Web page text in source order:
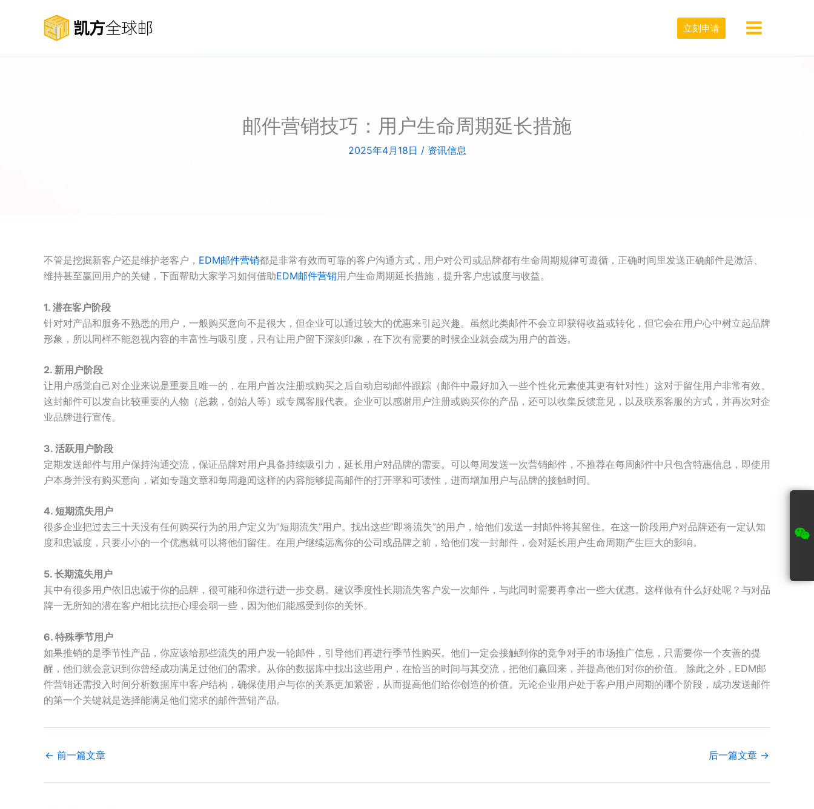
容
立刻申请
邮件营销技巧：用户生命周期延长措施
2025年4月18日 / 资讯信息
不管是挖掘新客户还是维护老客户， EDM邮件营销都是非常有效而可靠的客户沟通方式，用户对公司或品牌都有生命周期规律可遵循，正确时间里发送正确邮件是激活、
维持甚至赢回用户的关键，下面帮助大家学习如何借助EDM邮件营销用户生命周期延长措施，提升客户忠诚度与收益。
1. 潜在客户阶段
针对对产品和服务不熟悉的用户，一般购买意向不是很大，但企业可以通过较大的优惠来引起兴趣。虽然此类邮件不会立即获得收益或转化，但它会在用户心中树立起品牌
形象，所以同样不能忽视内容的丰富性与吸引度，只有让用户留下深刻印象，在下次有需要的时候企业就会成为用户的首选。
2. 新用户阶段
让用户感觉自己对企业来说是重要且唯一的，在用户首次注册或购买之后自动启动邮件跟踪（邮件中最好加入一些个性化元素使其更有针对性）这对于留住用户非常有效。
这封邮件可以发自比较重要的人物（总裁，创始人等）或专属客服代表。企业可以感谢用户注册或购买你的产品，还可以收集反馈意见，以及联系客服的方式，并再次对企
业品牌进行宣传。
3. 活跃用户阶段
定期发送邮件与用户保持沟通交流，保证品牌对用户具备持续吸引力，延长用户对品牌的需要。可以每周发送一次营销邮件，不推荐在每周邮件中只包含特惠信息，即使用
户本身并没有购买意向，诸如专题文章和每周趣闻这样的内容能够提高邮件的打开率和可读性，进而增加用户与品牌的接触时间。
4. 短期流失用户
很多企业把过去三十天没有任何购买行为的用户定义为”短期流失”用户。找出这些”即将流失”的用户，给他们发送一封邮件将其留住。在这一阶段用户对品牌还有一定认知
度和忠诚度，只要小小的一个优惠就可以将他们留住。在用户继续远离你的公司或品牌之前，给他们发一封邮件，会对延长用户生命周期产生巨大的影响。
5. 长期流失用户
其中有很多用户依旧忠诚于你的品牌，很可能和你进行进一步交易。建议季度性长期流失客户发一次邮件，与此同时需要再拿出一些大优惠。这样做有什么好处呢？与对品
牌一无所知的潜在客户相比抗拒心理会弱一些，因为他们能感受到你的关怀。
6. 特殊季节用户
如果推销的是季节性产品，你应该给那些流失的用户发一轮邮件，引导他们再进行季节性购买。他们一定会接触到你的竞争对手的市场推广信息，只需要你一个友善的提
醒，他们就会意识到你曾经成功满足过他们的需求。从你的数据库中找出这些用户，在恰当的时间与其交流，把他们赢回来，并提高他们对你的价值。 除此之外，EDM邮
件营销还需投入时间分析数据库中客户结构，确保使用户与你的关系更加紧密，从而提高他们给你创造的价值。无论企业用户处于客户用户周期的哪个阶段，成功发送邮件
的第一个关键就是选择能满足他们需求的邮件营销产品。
← 前一篇文章 后一篇文章 →